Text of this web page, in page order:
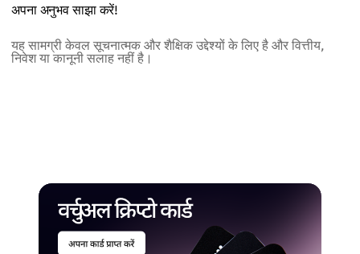
अपना अनुभव साझा करें!
यह सामग्री केवल सूचनात्मक और शैक्षिक उद्देश्यों के लिए है और वित्तीय,
निवेश या कानूनी सलाह नहीं है।